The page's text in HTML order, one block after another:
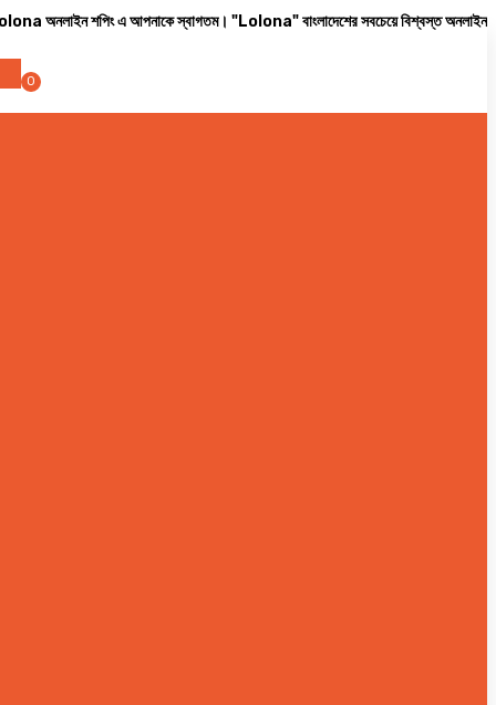
এ আপনাকে স্বাগতম। "Lolona" বাংলাদেশের সবচেয়ে বিশ্বস্ত অনলাইন শপ। সারা বাংলাদেশে
0